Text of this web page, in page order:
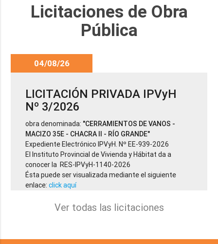
Licitaciones de Obra
Pública
04/08/26
LICITACIÓN PRIVADA IPVyH
Nº 3/2026
obra denominada: "CERRAMIENTOS DE VANOS -
MACIZO 35E - CHACRA II - RÍO GRANDE"
Expediente Electrónico IPVyH. Nº EE-939-2026
El Instituto Provincial de Vivienda y Hábitat da a
conocer la RES-IPVyH-1140-2026
Ésta puede ser visualizada mediante el siguiente
enlace:click aquí
Ver todas las licitaciones